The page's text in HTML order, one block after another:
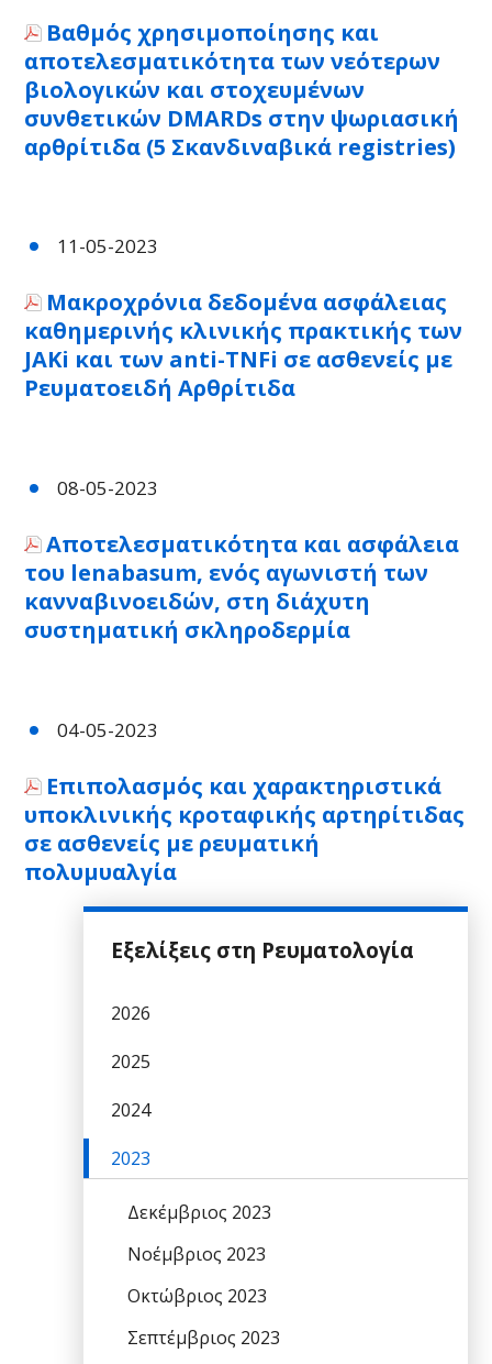
Βαθμός χρησιμοποίησης και
αποτελεσματικότητα των νεότερων
βιολογικών και στοχευμένων
συνθετικών DMARDs στην ψωριασική
αρθρίτιδα (5 Σκανδιναβικά registries)
11-05-2023
Μακροχρόνια δεδομένα ασφάλειας
καθημερινής κλινικής πρακτικής των
JAKi και των anti-TNFi σε ασθενείς με
Ρευματοειδή Αρθρίτιδα
08-05-2023
Αποτελεσματικότητα και ασφάλεια
του lenabasum, ενός αγωνιστή των
κανναβινοειδών, στη διάχυτη
συστηματική σκληροδερμία
04-05-2023
Επιπολασμός και χαρακτηριστικά
υποκλινικής κροταφικής αρτηρίτιδας
σε ασθενείς με ρευματική
πολυμυαλγία
Εξελίξεις στη Ρευματολογία
2026
2025
2024
2023
Δεκέμβριος 2023
Νοέμβριος 2023
Οκτώβριος 2023
Σεπτέμβριος 2023